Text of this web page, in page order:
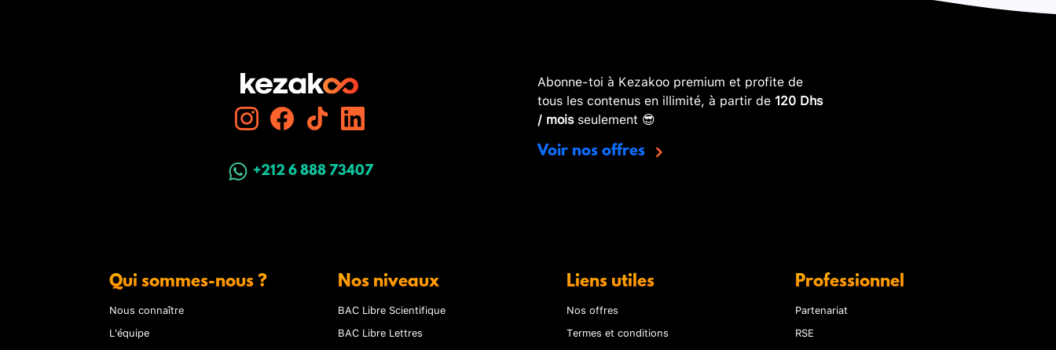
+212 6 888 73407
Abonne-toi à Kezakoo premium et profite de
tous les contenus en illimité, à partir de 120 Dhs
/ moisseulement 😎
Voir nos offres
Qui sommes-nous ?
Nous connaître
L'équipe
Nos niveaux
BAC Libre Scientifique
BAC Libre Lettres
Liens utiles
Nos offres
Termes et conditions
Professionnel
Partenariat
RSE